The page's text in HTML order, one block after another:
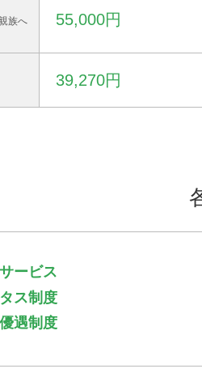
族へ
55,000円
39,270円
ービス
ス制度
遇制度